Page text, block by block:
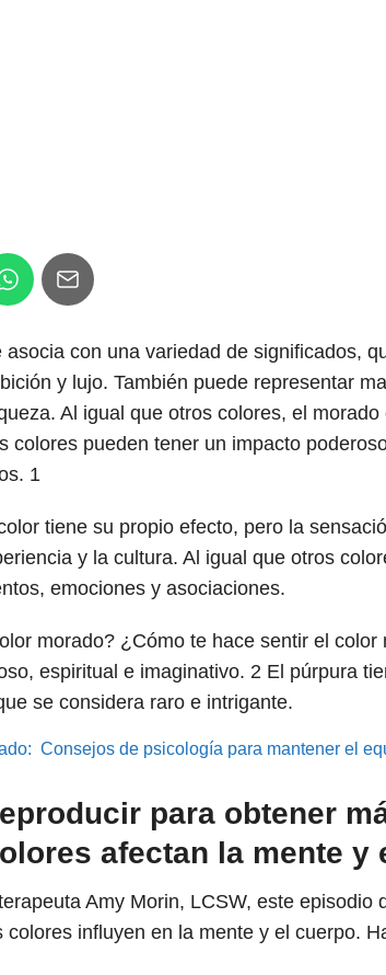
asocia con una variedad de significados,
y lujo. También puede representar
Al igual que otros colores, el
colores pueden tener un impacto
1
tiene su propio efecto, pero la
y la cultura. Al igual que otros
emociones y asociaciones.
morado? ¿Cómo te hace sentir el
espiritual e imaginativo. 2 El púrpura
se considera raro e intrigante.
Consejos de psicología para mantener el
para obtener
afectan la mente y
Amy Morin, LCSW, este episodio
colores influyen en la mente y el cuerpo.